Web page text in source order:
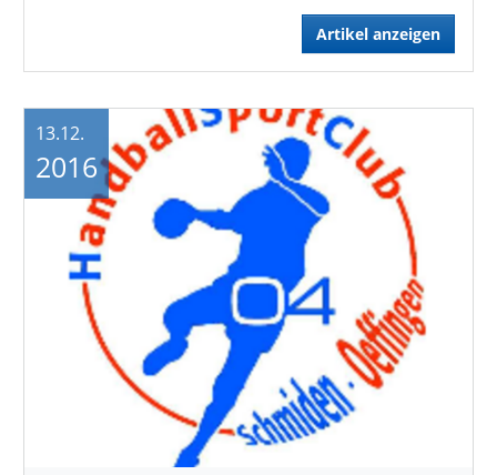
Artikel anzeigen
13.12.
2016